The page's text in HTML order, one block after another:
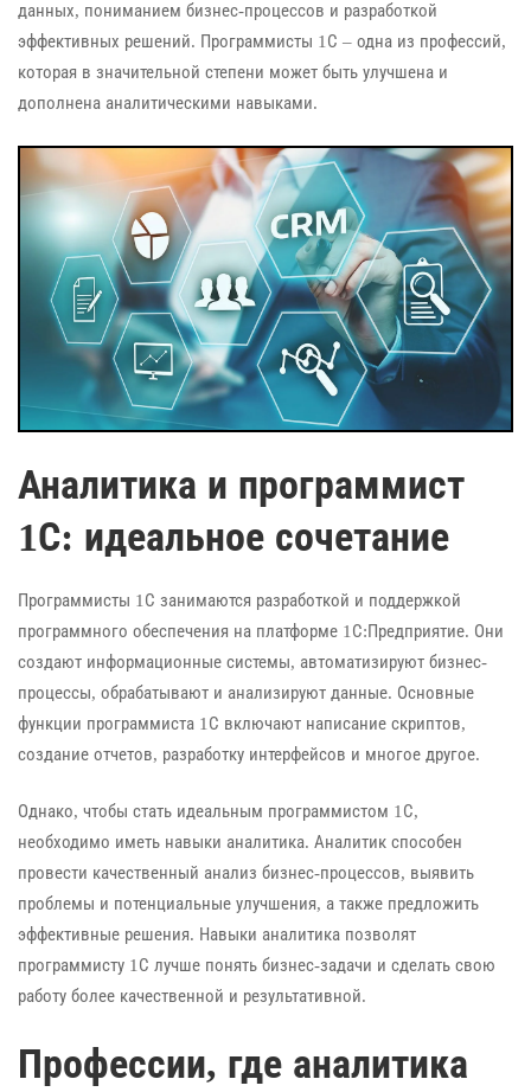
данных, пониманием бизнес-процессов и разработкой
эффективных решений. Программисты 1С – одна из профессий,
которая в значительной степени может быть улучшена и
дополнена аналитическими навыками.
Аналитика и программист
1С: идеальное сочетание
Программисты 1С занимаются разработкой и поддержкой
программного обеспечения на платформе 1С:Предприятие. Они
создают информационные системы, автоматизируют бизнес-
процессы, обрабатывают и анализируют данные. Основные
функции программиста 1С включают написание скриптов,
создание отчетов, разработку интерфейсов и многое другое.
Однако, чтобы стать идеальным программистом 1С,
необходимо иметь навыки аналитика. Аналитик способен
провести качественный анализ бизнес-процессов, выявить
проблемы и потенциальные улучшения, а также предложить
эффективные решения. Навыки аналитика позволят
программисту 1С лучше понять бизнес-задачи и сделать свою
работу более качественной и результативной.
Профессии, где аналитика